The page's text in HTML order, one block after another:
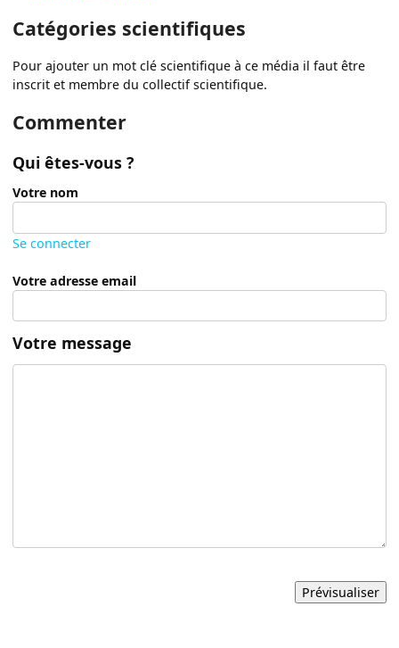
Catégories scientifiques
Pour ajouter un mot clé scientifique à ce média il faut être
inscrit et membre du collectif scientifique.
Commenter
Qui êtes-vous ?
Votre nom
Se connecter
Votre adresse email
Votre message